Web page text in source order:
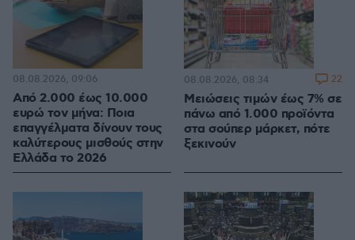
Από 2.000 έως 10.000
ευρώ τον μήνα: Ποια
επαγγέλματα δίνουν τους
καλύτερους μισθούς στην
Ελλάδα το 2026
08.08.2026, 09:06
Μειώσεις τιμών έως 7% σε
πάνω από 1.000 προϊόντα
στα σούπερ μάρκετ, πότε
ξεκινούν
08.08.2026, 08:34 22